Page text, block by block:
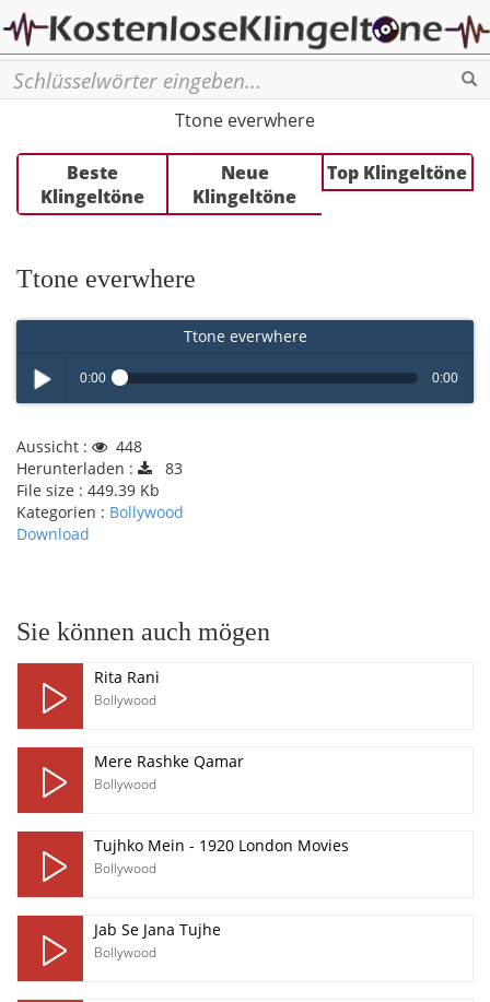
Ttone everwhere
Beste
Klingeltöne
Neue
Klingeltöne
Top Klingeltöne
Ttone everwhere
Ttone everwhere
Play /
0:00 0:00
Aussicht :
448
Herunterladen :
83
File size : 449.39 Kb
Kategorien : Bollywood
Download
Sie können auch mögen
Rita Rani
Bollywood
Mere Rashke Qamar
Bollywood
Tujhko Mein - 1920 London Movies
Bollywood
Jab Se Jana Tujhe
Bollywood